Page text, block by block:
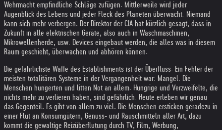
Wehrmacht empfindliche Schläge zufügen. Mittlerweile wird jeder
Augenblick des Lebens und jeder Fleck des Planeten überwacht. Niemand
kann sich mehr verbergen. Der Direktor der CIA hat kürzlich gesagt, dass in
Zukunft in alle elektrischen Geräte, also auch in Waschmaschinen,
Mikrowellenherde, usw. Devices eingebaut werden, die alles was in diesem
Raum geschieht, überwachen und abhören können.
Die gefährlichste Waffe des Establishments ist der Überfluss. Ein Fehler der
meisten totalitären Systeme in der Vergangenheit war: Mangel. Die
Menschen hungerten und litten Not an allem. Hungrige und Verzweifelte, die
nichts mehr zu verlieren haben, sind gefährlich. Heute erleben wir genau
das Gegenteil: Es gibt von allem zu viel. Die Menschen ersticken geradezu in
einer Flut an Konsumgütern, Genuss- und Rauschmitteln aller Art, dazu
kommt die gewaltige Reizüberflutung durch TV, Film, Werbung,